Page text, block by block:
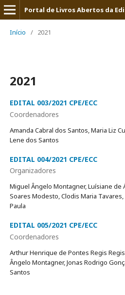
Portal de Livros Abertos da
Início / 2021
2021
EDITAL 003/2021 CPE/ECC
Coordenadores
Amanda Cabral dos Santos, Maria Liz
Lene dos Santos
EDITAL 004/2021 CPE/ECC
Organizadores
Miguel Ângelo Montagner, Luísiane de
Soares Modesto, Clodis Maria
Paula
EDITAL 005/2021 CPE/ECC
Coordenadores
Arthur Henrique de Pontes Regis
Ângelo Montagner, Jonas Rodrigo
Santos